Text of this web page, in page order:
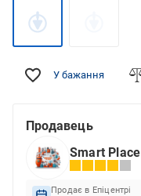
У бажання
Продавець
Smart Place
Продає в Епіцентрі